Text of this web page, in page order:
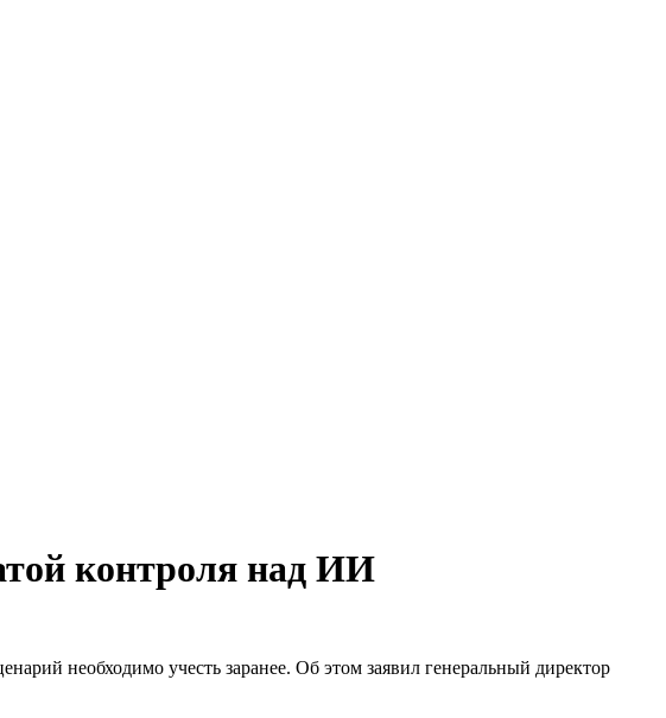
контроля над ИИ
необходимо учесть заранее. Об этом заявил генеральный директор